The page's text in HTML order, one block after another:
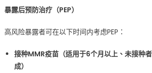
暴露后预防治疗（PEP）
高风险暴露者可在以下时间内考虑PEP：
接种MMR疫苗（适用于6个月以上、未接种
成）